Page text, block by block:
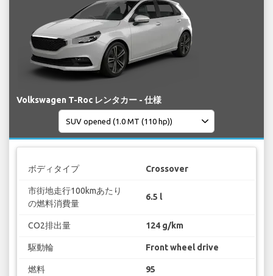
Volkswagen T-Roc レンタカー - 仕様
ボディタイプ Crossover
市街地走行100kmあたり
の燃料消費量
6.5 l
CO2排出量 124 g/km
駆動輪 Front wheel drive
燃料 95